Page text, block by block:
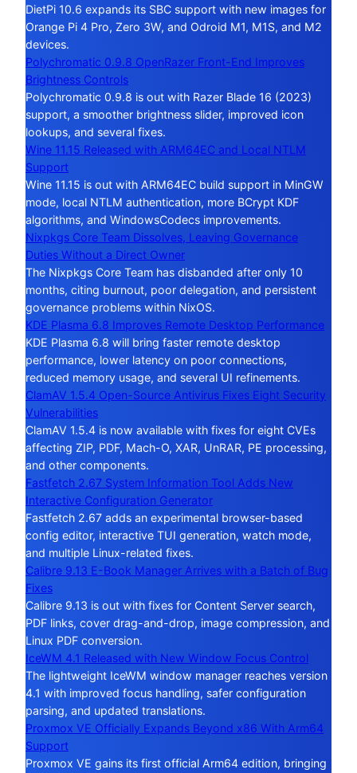
DietPi 10.6 expands its SBC support with new images for
Orange Pi 4 Pro, Zero 3W, and Odroid M1, M1S, and M2
devices.
Polychromatic 0.9.8 OpenRazer Front-End Improves
Brightness Controls
Polychromatic 0.9.8 is out with Razer Blade 16 (2023)
support, a smoother brightness slider, improved icon
lookups, and several fixes.
Wine 11.15 Released with ARM64EC and Local NTLM
Support
Wine 11.15 is out with ARM64EC build support in MinGW
mode, local NTLM authentication, more BCrypt KDF
algorithms, and WindowsCodecs improvements.
Nixpkgs Core Team Dissolves, Leaving Governance
Duties Without a Direct Owner
The Nixpkgs Core Team has disbanded after only 10
months, citing burnout, poor delegation, and persistent
governance problems within NixOS.
KDE Plasma 6.8 Improves Remote Desktop Performance
KDE Plasma 6.8 will bring faster remote desktop
performance, lower latency on poor connections,
reduced memory usage, and several UI refinements.
ClamAV 1.5.4 Open-Source Antivirus Fixes Eight Security
Vulnerabilities
ClamAV 1.5.4 is now available with fixes for eight CVEs
affecting ZIP, PDF, Mach-O, XAR, UnRAR, PE processing,
and other components.
Fastfetch 2.67 System Information Tool Adds New
Interactive Configuration Generator
Fastfetch 2.67 adds an experimental browser-based
config editor, interactive TUI generation, watch mode,
and multiple Linux-related fixes.
Calibre 9.13 E-Book Manager Arrives with a Batch of Bug
Fixes
Calibre 9.13 is out with fixes for Content Server search,
PDF links, cover drag-and-drop, image compression, and
Linux PDF conversion.
IceWM 4.1 Released with New Window Focus Control
The lightweight IceWM window manager reaches version
4.1 with improved focus handling, safer configuration
parsing, and updated translations.
Proxmox VE Officially Expands Beyond x86 With Arm64
Support
Proxmox VE gains its first official Arm64 edition, bringing